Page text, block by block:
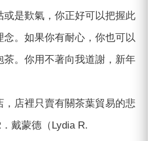
是歎氣，你正好可以把握此
。如果你有耐心，你也可以
。你用不著向我道謝，新年
店裡只賣有關茶葉貿易的悲
戴蒙德（Lydia R.